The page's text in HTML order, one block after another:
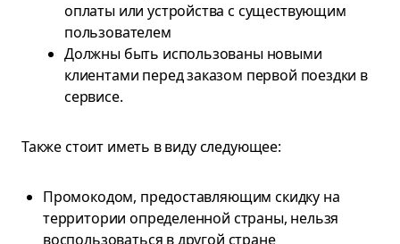
оплаты или устройства с существующим
пользователем
Должны быть использованы новыми
клиентами перед заказом первой поездки в
сервисе.
Также стоит иметь в виду следующее:
Промокодом, предоставляющим скидку на
территории определенной страны, нельзя
воспользоваться в другой стране